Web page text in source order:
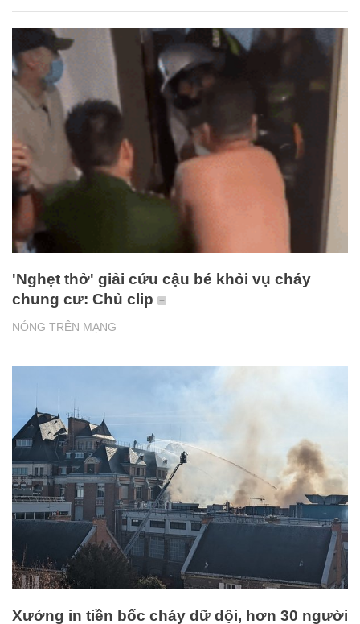
NÓNG TRÊN MẠNG
'Nghẹt thở' giải cứu cậu bé khỏi vụ cháy
chung cư: Chủ clip
Xưởng in tiền bốc cháy dữ dội, hơn 30 người